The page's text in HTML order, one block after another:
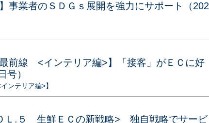
事業者のＳＤＧｓ展開を強力にサポート（202
最前線 <インテリア編>】「接客」がＥＣに好
号）
ンテリア編>】
Ｌ.５ 生鮮ＥＣの新戦略> 独自戦略でサービ